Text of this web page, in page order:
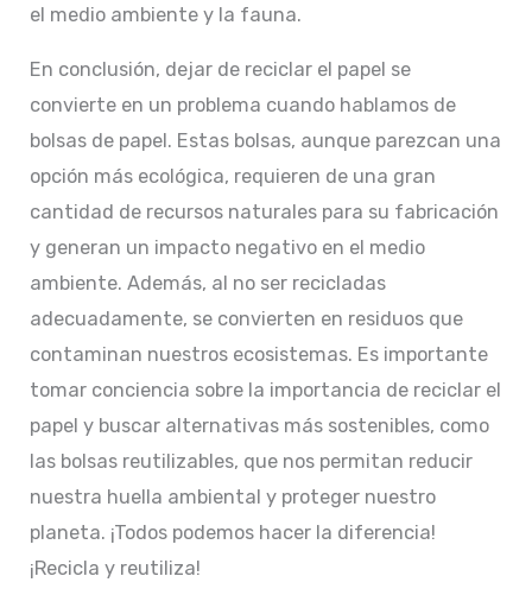
el medio ambiente y la fauna.
En conclusión, dejar de reciclar el papel se
convierte en un problema cuando hablamos de
bolsas de papel. Estas bolsas, aunque parezcan una
opción más ecológica, requieren de una gran
cantidad de recursos naturales para su fabricación
y generan un impacto negativo en el medio
ambiente. Además, al no ser recicladas
adecuadamente, se convierten en residuos que
contaminan nuestros ecosistemas. Es importante
tomar conciencia sobre la importancia de reciclar el
papel y buscar alternativas más sostenibles, como
las bolsas reutilizables, que nos permitan reducir
nuestra huella ambiental y proteger nuestro
planeta. ¡Todos podemos hacer la diferencia!
¡Recicla y reutiliza!